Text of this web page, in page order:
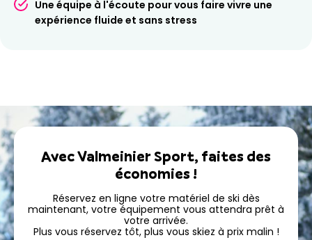
fluide et agréable dès le premier jour de vos vacances.
Réservez dès maintenant votre location de ski ou
Une équipe à l'écoute pour vous faire vivre une
expérience fluide et sans stress
Avec Valmeinier Sport, faites des
économies !
Réservez en ligne votre matériel de ski dès
maintenant, votre équipement vous attendra prêt à
votre arrivée.
Plus vous réservez tôt, plus vous skiez à prix malin !